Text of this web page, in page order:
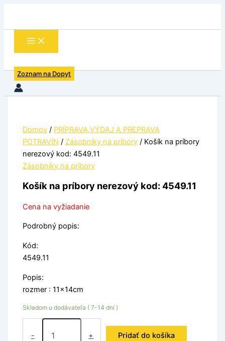
obsah
Zoznam na Dopyt
Domov / PRÍPRAVA,VÝDAJ A PREPRAVA
POTRAVÍN / Zásobníky na príbory / Košík na príbory
nerezový kod: 4549.11
Zásobníky na príbory
Košík na príbory nerezový kod: 4549.11
Cena na vyžiadanie
Podrobný popis:
Kód:
4549.11
Popis:
rozmer : 11x14cm
Skladom u dodávateľa ( 7-14 dní )
-
nerezový
kod:
4549.11
+ Pridať do košíka